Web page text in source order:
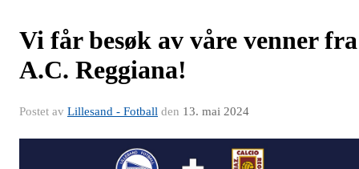
Vi får besøk av våre venner fra
A.C. Reggiana!
Postet av Lillesand - Fotball den 13. mai 2024